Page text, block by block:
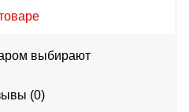
выбирают
(0)